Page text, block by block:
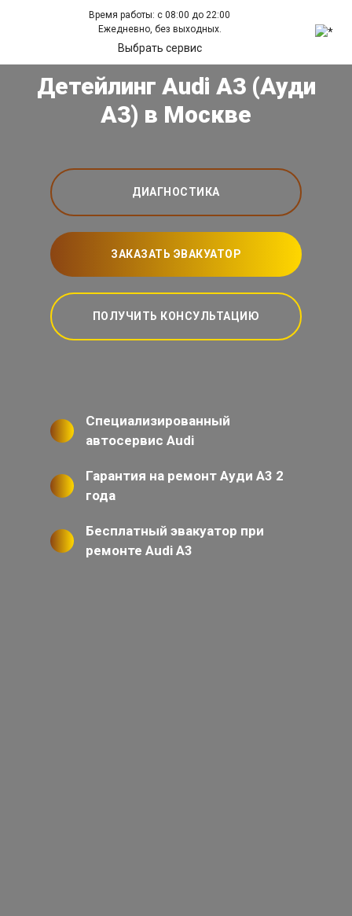
Время работы: с 08:00 до 22:00
Ежедневно, без выходных.
Выбрать сервис
Детейлинг Audi A3 (Ауди
А3) в Москве
ДИАГНОСТИКА
ЗАКАЗАТЬ ЭВАКУАТОР
ПОЛУЧИТЬ КОНСУЛЬТАЦИЮ
Специализированный
автосервис Audi
Гарантия на ремонт Ауди А3 2
года
Бесплатный эвакуатор при
ремонте Audi A3